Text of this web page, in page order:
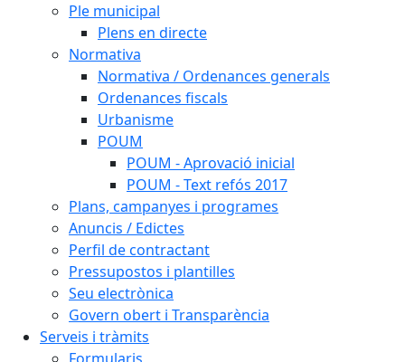
Ple municipal
Plens en directe
Normativa
Normativa / Ordenances generals
Ordenances fiscals
Urbanisme
POUM
POUM - Aprovació inicial
POUM - Text refós 2017
Plans, campanyes i programes
Anuncis / Edictes
Perfil de contractant
Pressupostos i plantilles
Seu electrònica
Govern obert i Transparència
Serveis i tràmits